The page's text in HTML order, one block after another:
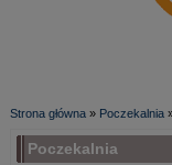
Strona główna » Poczekalnia
Poczekalnia